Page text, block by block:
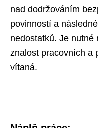
nad dodržováním
povinností a
nedostatků. Je nutné
znalost pracovních a
vítaná.